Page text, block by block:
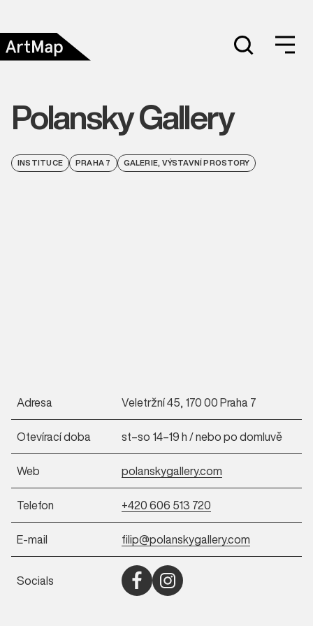
Polansky Gallery
INSTITUCE PRAHA 7 GALERIE, VÝSTAVNÍ PROSTORY
Adresa Veletržní 45, 170 00 Praha 7
Otevírací doba st–so 14–19 h / nebo po domluvě
Web polanskygallery.com
Telefon +420 606 513 720
E-mail filip@polanskygallery.com
Socials Otevřít Facebook (nové okno)
Otevřít Instagram (nové okno)